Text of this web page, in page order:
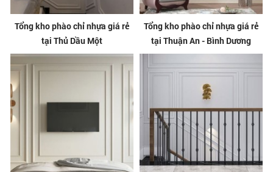
Tổng kho phào chỉ nhựa giá rẻ
tại Thủ Dầu Một
Tổng kho phào chỉ nhựa giá rẻ
tại Thuận An - Bình Dương